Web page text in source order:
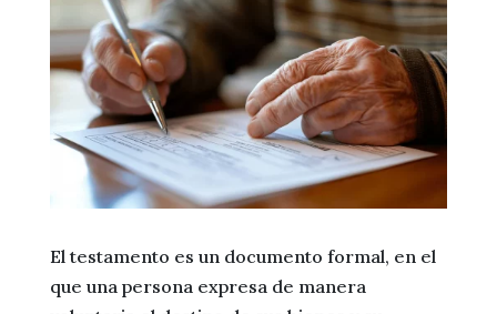
El testamento es un documento formal, en el
que una persona expresa de manera